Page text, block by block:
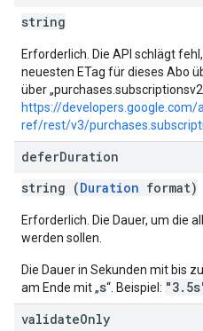
string
Erforderlich. Die API schlägt
neuesten ETag für dieses Abo
über
https://developers.google.com/
ref/rest/v3/
deferDuration
string (Duration format)
Erforderlich. Die Dauer, um die
werden sollen.
Die Dauer in Sekunden mit bis
am Ende mit „s“. Beispiel:
validateOnly